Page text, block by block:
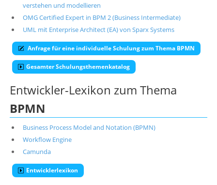
verstehen und modellieren
OMG Certified Expert in BPM 2 (Business Intermediate)
UML mit Enterprise Architect (EA) von Sparx Systems
Anfrage für eine individuelle Schulung zum Thema BPMN
Gesamter Schulungsthemenkatalog
Entwickler-Lexikon zum Thema
BPMN
Business Process Model and Notation (BPMN)
Workflow Engine
Camunda
Entwicklerlexikon